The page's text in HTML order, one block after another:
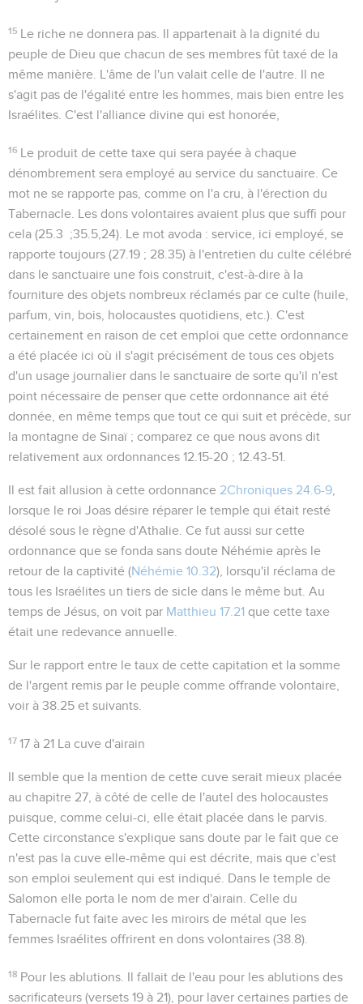
15 Le riche ne donnera pas . Il appartenait à la dignité du
peuple de Dieu que chacun de ses membres fût taxé de la
même manière. L'âme de l'un valait celle de l'autre. Il ne
s'agit pas de l'égalité entre les hommes , mais bien entre les
Israélites . C'est l'alliance divine qui est honorée,
16 Le produit de cette taxe qui sera payée à chaque
dénombrement sera employé au service du sanctuaire. Ce
mot ne se rapporte pas, comme on l'a cru, à l'érection du
Tabernacle. Les dons volontaires avaient plus que suffi pour
cela (25.3 ;35.5,24). Le mot avoda : service , ici employé, se
rapporte toujours (27.19 ; 28.35) à l'entretien du culte célébré
dans le sanctuaire une fois construit, c'est-à-dire à la
fourniture des objets nombreux réclamés par ce culte (huile,
parfum, vin, bois, holocaustes quotidiens, etc.). C'est
certainement en raison de cet emploi que cette ordonnance
a été placée ici où il s'agit précisément de tous ces objets
d'un usage journalier dans le sanctuaire de sorte qu'il n'est
point nécessaire de penser que cette ordonnance ait été
donnée, en même temps que tout ce qui suit et précède, sur
la montagne de Sinaï ; comparez ce que nous avons dit
relativement aux ordonnances 12.15-20 ; 12.43-51
Il est fait allusion à cette ordonnance 2Chroniques 24.6-9
lorsque le roi Joas désire réparer le temple qui était resté
désolé sous le règne d'Athalie. Ce fut aussi sur cette
ordonnance que se fonda sans doute Néhémie après le
retour de la captivité (Néhémie 10.32), lorsqu'il réclama de
tous les Israélites un tiers de sicle dans le même but. Au
temps de Jésus, on voit par Matthieu 17.21 que cette taxe
était une redevance annuelle.
Sur le rapport entre le taux de cette capitation et la somme
de l'argent remis par le peuple comme offrande volontaire,
voir à 38.25 et suivants.
17 17 à 21 La cuve d'airain
Il semble que la mention de cette cuve serait mieux placée
au chapitre 27, à côté de celle de l'autel des holocaustes
puisque, comme celui-ci, elle était placée dans le parvis.
Cette circonstance s'explique sans doute par le fait que ce
n'est pas la cuve elle-même qui est décrite, mais que c'est
son emploi seulement qui est indiqué. Dans le temple de
Salomon elle porta le nom de mer d'airain . Celle du
Tabernacle fut faite avec les miroirs de métal que les
femmes Israélites offrirent en dons volontaires (38.8).
18 Pour les ablutions . Il fallait de l'eau pour les ablutions des
sacrificateurs (versets 19 à 21), pour laver certaines parties de